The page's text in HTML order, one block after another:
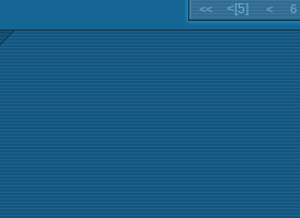
<< <[5] < 6